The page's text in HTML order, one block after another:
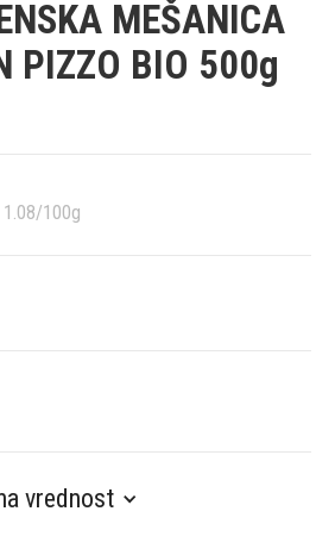
MEŠANICA
PIZZO BIO 500g
1.08/100g
vrednost